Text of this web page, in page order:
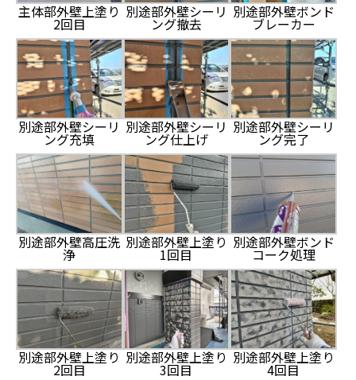
主体部外壁上塗り
2回目
別途部外壁シーリ
ング撤去
別途部外壁ボンド
ブレーカー
別途部外壁シーリ
ング充填
別途部外壁シーリ
ング仕上げ
別途部外壁シーリ
ング完了
別途部外壁高圧洗
浄
別途部外壁上塗り
1回目
別途部外壁ボンド
コーク処理
別途部外壁上塗り
2回目
別途部外壁上塗り
3回目
別途部外壁上塗り
4回目